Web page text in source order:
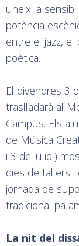
uneix la
potència
entre el jazz,
poètica.
El divendres 3
traslladarà al
Campus. Els
de Música
i 3 de juliol)
dies de tallers i
jornada de
tradicional pa
La nit del